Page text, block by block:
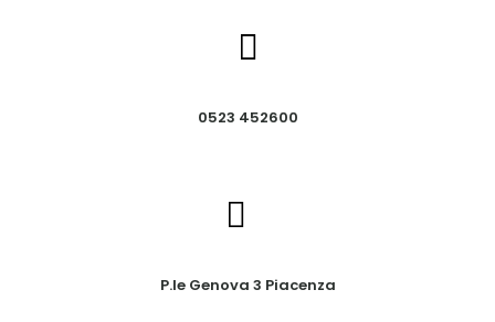
0523 452600
P.le Genova 3 Piacenza